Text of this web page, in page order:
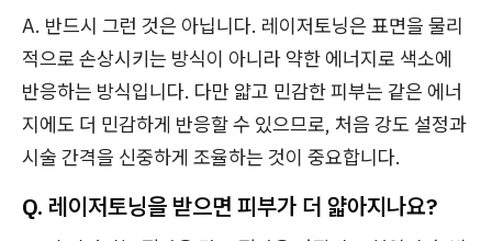
A. 반드시 그런 것은 아닙니다. 레이저토닝은 표면을 물리
적으로 손상시키는 방식이 아니라 약한 에너지로 색소에
반응하는 방식입니다. 다만 얇고 민감한 피부는 같은 에너
지에도 더 민감하게 반응할 수 있으므로, 처음 강도 설정과
시술 간격을 신중하게 조율하는 것이 중요합니다.
Q. 레이저토닝을 받으면 피부가 더 얇아지나요?